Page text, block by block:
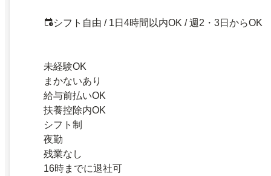
シフト自由 / 1日4時間以内OK / 週2・3日からOK
未経験OK
まかないあり
給与前払いOK
扶養控除内OK
シフト制
夜勤
残業なし
16時までに退社可